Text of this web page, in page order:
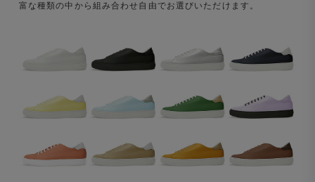
富な種類の中から組み合わせ自由でお選びいただけます。